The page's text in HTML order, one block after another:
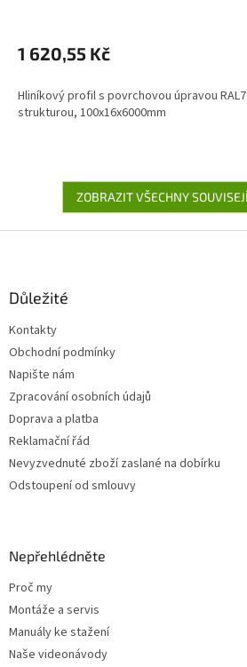
1 620,55 Kč
Hliníkový profil s povrchovou úpravou
strukturou, 100x16x6000mm
ZOBRAZIT VŠECHNY
Důležité
Kontakty
Obchodní podmínky
Napište nám
Zpracování osobních údajů
Doprava a platba
Reklamační řád
Nevyzvednuté zboží zaslané na dobírku
Odstoupení od smlouvy
Nepřehlédněte
Proč my
Montáže a servis
Manuály ke stažení
Naše videonávody